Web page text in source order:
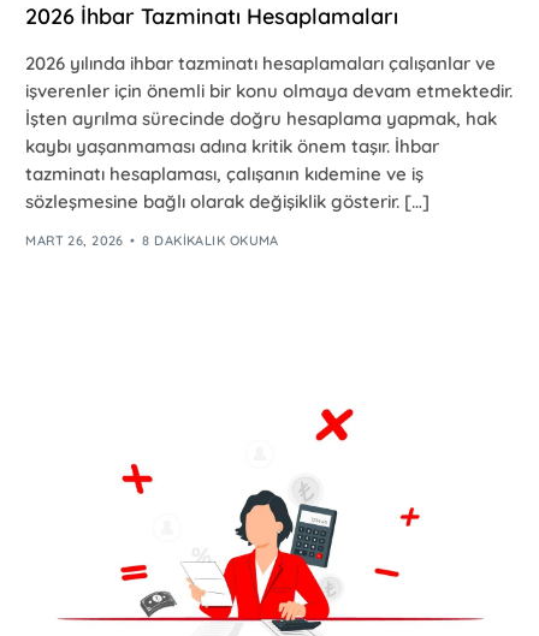
2026 İhbar Tazminatı Hesaplamaları
2026 yılında ihbar tazminatı hesaplamaları çalışanlar ve
işverenler için önemli bir konu olmaya devam etmektedir.
İşten ayrılma sürecinde doğru hesaplama yapmak, hak
kaybı yaşanmaması adına kritik önem taşır. İhbar
tazminatı hesaplaması, çalışanın kıdemine ve iş
sözleşmesine bağlı olarak değişiklik gösterir. […]
MART 26, 2026 8 DAKIKALIK OKUMA